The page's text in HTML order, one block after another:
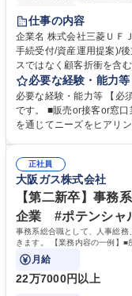
土日祝休み
仕事の内容
企業名 株式会社三菱ＵＦＪ銀行 求人名 【東京都】本支店の
手続受付/資産運用提案)/後方事務/ロビー
スではなく顧客折衝を含
事していただきます。 ■
ーション、お客様対応 ■窓口にて、ご来店された個人のお客様に対して金
融商品のご提案 ■効率的
に必ずご覧ください≫ ※
必要な経験・能力等
必要な経験・能力等 【必
です。 ■販売or接客or窓
を通じてニーズをヒアリングし
るので安心して入行いた
や社内副業等を活用し、
ます。 学歴・資格 学歴：大学院 大学 高専 短大 専修学校 高校 語学力：
資格：
正社員
大阪ガス株式会社
【第二新卒】事務
企業 #ポテンシャ
事務系総合職として、人事総
きます。 【業務内容の一例】■
門の企画スタッフ、ルート営業
月給
22万7000円以上